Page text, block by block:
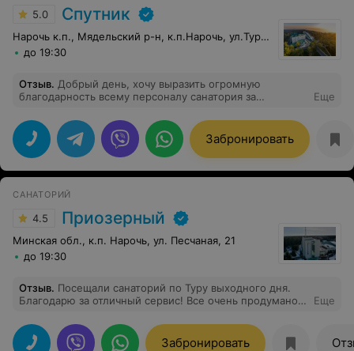
5.0 Спутник
Нарочь к.п., Мядельский р-н, к.п.Нарочь, ул.Туристская, 14
до 19:30
Отзыв. Добрый день, хочу выразить огромную
благодарность всему персоналу санатория за
отзывчивость: администратора ресепшена, горничных,
сантехника, электрика, персонал по лечебно-
реабилитационным процедурам (электропроцедуры,
грязелечение и тепловые процедуры, фитобар,
реабокс), сотрудников СПА-центра! Обязательно
Еще
Забронировать
САНАТОРИЙ
4.5 Приозерный
Минская обл., к.п. Нарочь, ул. Песчаная, 21
до 19:30
Отзыв. Посещали санаторий по Туру выходного дня.
Благодарю за отличный сервис! Все очень продумано,
Посетили СПА с басейном - релакс полный. Спасибо.
Думаем устроить себе отдых у вас еще раз летом.
Еще
Забронировать